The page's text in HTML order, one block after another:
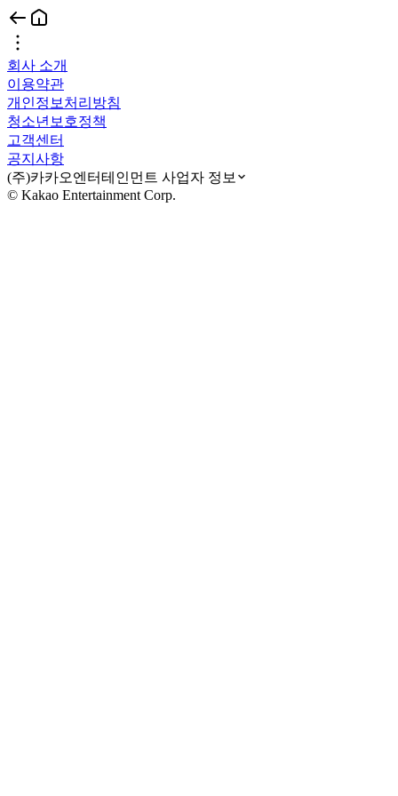
회사 소개
이용약관
개인정보처리방침
청소년보호정책
고객센터
공지사항
(주)카카오엔터테인먼트 사업자 정보
© Kakao Entertainment Corp.